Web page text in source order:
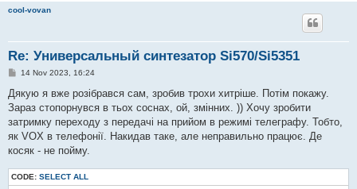
cool-vovan
Re: Универсальный синтезатор Si570/Si5351
P
s
14 Nov 2023, 16:24
Дякую я вже розібрався сам, зробив трохи хитріше. Потім покажу.
Зараз стопорнувся в тьох соснах, ой, змінних. )) Хочу зробити
затримку переходу з передачі на прийом в режимі телеграфу. Тобто,
як VOX в телефонії. Накидав таке, але неправильно працює. Де
косяк - не пойму.
CODE: SELECT ALL